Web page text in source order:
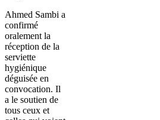
Ahmed Sambi a
confirmé
oralement la
réception de la
serviette
hygiénique
déguisée en
convocation. Il
a le soutien de
tous ceux et